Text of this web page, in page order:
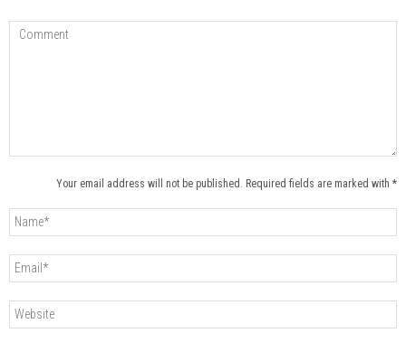
Your email address will not be published. Required fields are marked with *